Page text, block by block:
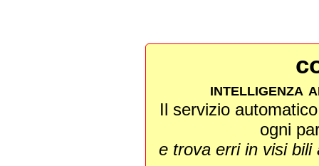
intelligenza
Il servizio
ogni
e trova erri in visi